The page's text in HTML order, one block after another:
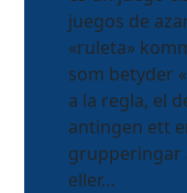
juegos de
«ruleta»
som betyder
a la regla, el
antingen ett
grupperingar
eller…